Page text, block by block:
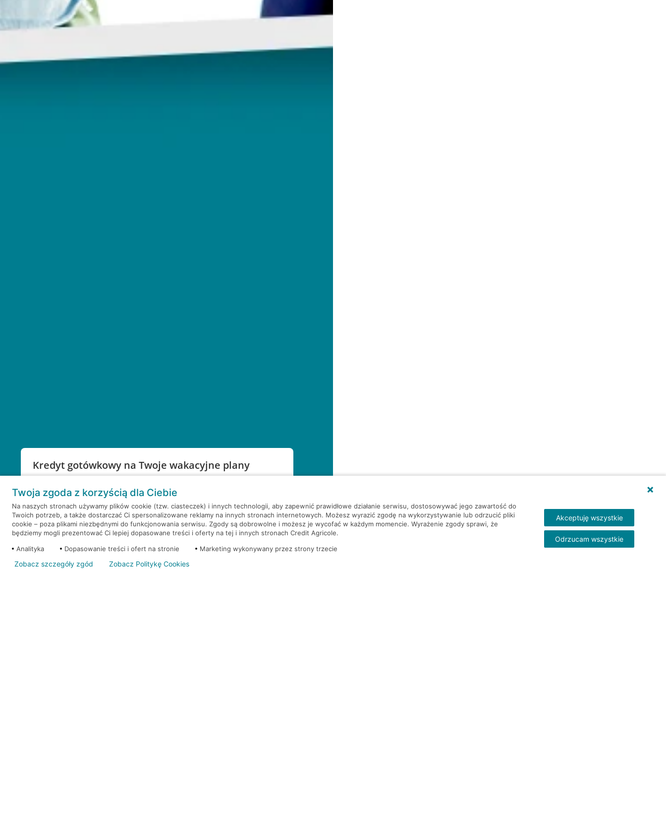
Kredyt gotówkowy na Twoje wakacyjne plany
RRSO: 9,6%
WEŹ KREDYT NOTA PRAWNA
Twoja zgoda z korzyścią dla Ciebie
Na naszych stronach używamy plików cookie (tzw. ciasteczek) i innych technologii, aby zapewnić prawidłowe działanie serwisu, dostosowywać jego zawartość do
Twoich potrzeb, a także dostarczać Ci spersonalizowane reklamy na innych stronach internetowych. Możesz wyrazić zgodę na wykorzystywanie lub odrzucić pliki
cookie – poza plikami niezbędnymi do funkcjonowania serwisu. Zgody są dobrowolne i możesz je wycofać w każdym momencie. Wyrażenie zgody sprawi, że
będziemy mogli prezentować Ci lepiej dopasowane treści i oferty na tej i innych stronach Credit Agricole.
Analityka
Dopasowanie treści i ofert na stronie Marketing wykonywany przez strony trzecie
Akceptuję wszystkie
Odrzucam wszystkie
Zobacz szczegóły zgód Zobacz Politykę Cookies